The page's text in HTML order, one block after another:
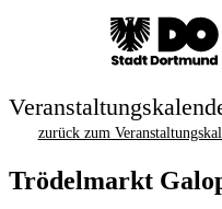
zurück zum
Trödelmarkt